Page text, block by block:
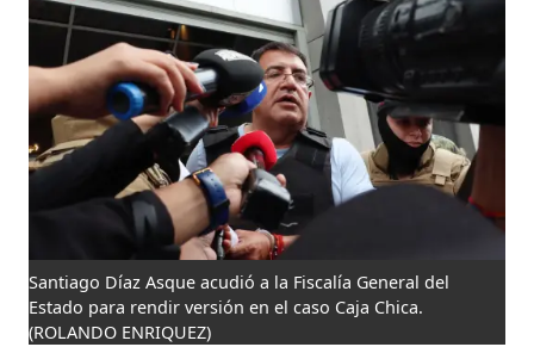
Santiago Díaz Asque acudió a la Fiscalía General del
Estado para rendir versión en el caso Caja Chica.
(ROLANDO ENRIQUEZ)